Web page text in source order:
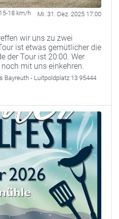
15-18 km/h Mi. 31. Dez. 2025 17:00
wir uns zu zwei
ist etwas gemütlicher die
der Tour ist 20:00. Wer
mit uns einkehren.
Bayreuth - Luitpoldplatz 13 95444